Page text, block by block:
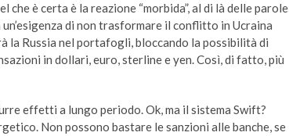
che è certa è la reazione “morbida”, al di là delle parole
di non trasformare il conflitto in Ucraina
la Russia nel portafogli, bloccando la possibilità di
in dollari, euro, sterline e yen. Così, di fatto, più
effetti a lungo periodo. Ok, ma il sistema Swift?
Non possono bastare le sanzioni alle banche, se